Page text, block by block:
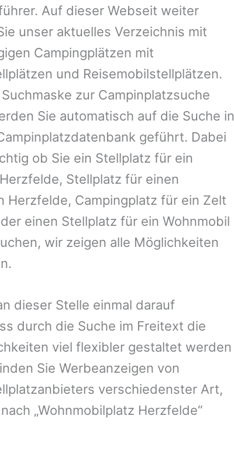
Auf dieser Webseit weiter
unser aktuelles Verzeichnis mit
Campingplätzen mit
und Reisemobilstellplätzen.
zur Campinplatzsuche
Sie automatisch auf die Suche in
geführt. Dabei
ob Sie ein Stellplatz für ein
Stellplatz für einen
Herzfelde, Campingplatz für ein Zelt
einen Stellplatz für ein Wohnmobil
wir zeigen alle Möglichkeiten
dieser Stelle einmal darauf
durch die Suche im Freitext die
viel flexibler gestaltet werden
Sie Werbeanzeigen von
verschiedenster Art,
„Wohnmobilplatz Herzfelde“